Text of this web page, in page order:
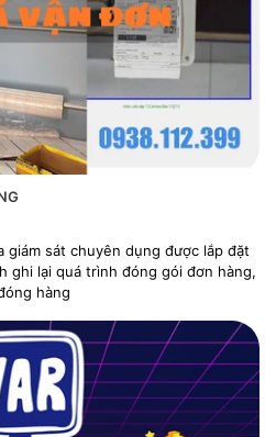
giám sát chuyên dụng được lắp đặt
ghi lại quá trình đóng gói đơn hàng,
hàng